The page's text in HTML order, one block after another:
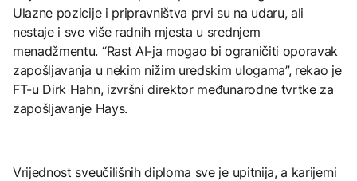
Ulazne pozicije i pripravništva prvi su na udaru, ali
nestaje i sve više radnih mjesta u srednjem
menadžmentu. “Rast AI-ja mogao bi ograničiti oporavak
zapošljavanja u nekim nižim uredskim ulogama”, rekao je
FT-u Dirk Hahn, izvršni direktor međunarodne tvrtke za
zapošljavanje Hays.
Vrijednost sveučilišnih diploma sve je upitnija, a karijerni